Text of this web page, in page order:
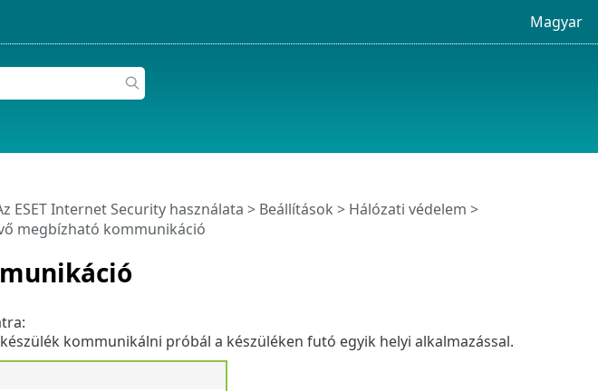
Magyar
ESET Internet Security használata > Beállítások > Hálózati védelem >
megbízható kommunikáció
kommunikálni próbál a készüléken futó egyik helyi alkalmazással.